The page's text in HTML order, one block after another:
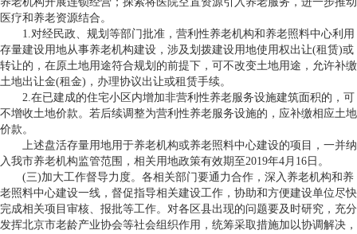
医疗和养老资源结合。
1.对经民政、规划等部门批准，营利性养老机构和养老照料中心利用
存量建设用地从事养老机构建设，涉及划拨建设用地使用权出让(租赁)或
转让的，在原土地用途符合规划的前提下，可不改变土地用途，允许补缴
土地出让金(租金)，办理协议出让或租赁手续。
2.在已建成的住宅小区内增加非营利性养老服务设施建筑面积的，可
不增收土地价款。若后续调整为营利性养老服务设施的，应补缴相应土地
价款。
上述盘活存量用地用于养老机构或养老照料中心建设的项目，一并纳
入我市养老机构监管范围，相关用地政策有效期至2019年4月16日。
(三)加大工作督导力度。各相关部门要通力合作，深入养老机构和养
老照料中心建设一线，督促指导相关建设工作，协助和方便建设单位尽快
完成相关项目审核、报批等工作。对各区县出现的问题要及时研究，充分
发挥北京市老龄产业协会等社会组织作用，统筹采取措施加以协调解决，